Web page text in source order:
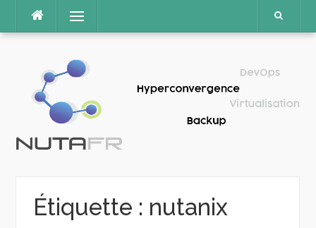
contenu
Menu
Étiquette : nutanix